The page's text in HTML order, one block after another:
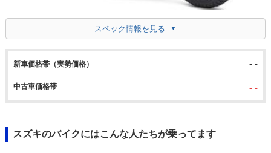
スペック情報を見る
新車価格帯（実勢価格） - -
中古車価格帯 - -
スズキのバイクにはこんな人たちが乗ってます